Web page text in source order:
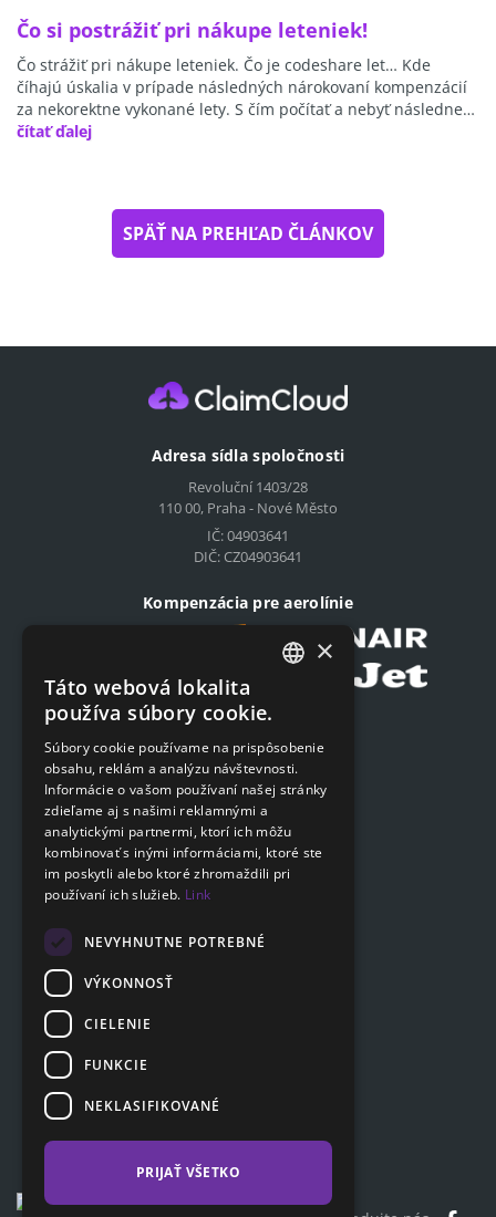
Čo si postrážiť pri nákupe leteniek!
Čo strážiť pri nákupe leteniek. Čo je codeshare let… Kde
číhajú úskalia v prípade následných nárokovaní kompenzácií
za nekorektne vykonané lety. S čím počítať a nebyť následne…
čítať ďalej
SPÄŤ NA PREHĽAD ČLÁNKOV
Adresa sídla spoločnosti
Revoluční 1403/28
110 00, Praha - Nové Město
IČ: 04903641
DIČ: CZ04903641
Kompenzácia pre aerolínie
Podat on-line žiadosť
Navigácia
Cenník
Otázky a odpovede
Poradňa
Kontakty
SLOVAK
×
Táto webová lokalita
používa súbory cookie.
Súbory cookie používame na prispôsobenie
obsahu, reklám a analýzu návštevnosti.
Informácie o vašom používaní našej stránky
zdieľame aj s našimi reklamnými a
analytickými partnermi, ktorí ich môžu
kombinovať s inými informáciami, ktoré ste
im poskytli alebo ktoré zhromaždili pri
používaní ich služieb. Link
NEVYHNUTNE POTREBNÉ
VÝKONNOSŤ
CIELENIE
FUNKCIE
NEKLASIFIKOVANÉ
PRIJAŤ VŠETKO